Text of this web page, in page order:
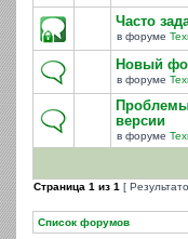
Часто
в форуме
Новый
в форуме
версии
в форуме
Страница 1 из 1 [
Список форумов